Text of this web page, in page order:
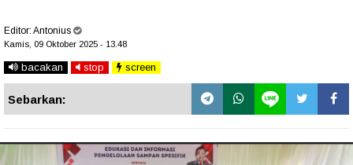
Editor: Antonius
Kamis, 09 Oktober 2025 - 13.48
bacakan stop screen
Sebarkan: